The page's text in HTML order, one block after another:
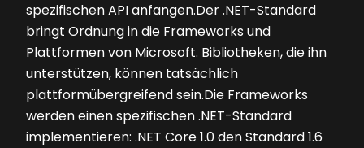
spezifischen API anfangen.Der .NET-Standard
bringt Ordnung in die Frameworks und
Plattformen von Microsoft. Bibliotheken, die ihn
unterstützen, können tatsächlich
plattformübergreifend sein.Die Frameworks
werden einen spezifischen .NET-Standard
implementieren: .NET Core 1.0 den Standard 1.6